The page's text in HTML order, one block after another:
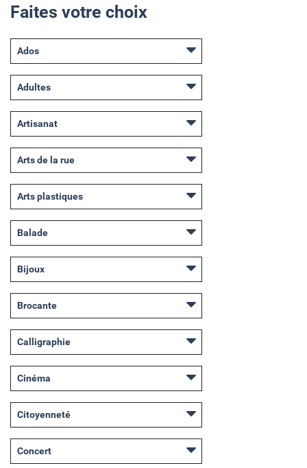
Faites votre choix
Ados
Adultes
Artisanat
Arts de la rue
Arts plastiques
Balade
Bijoux
Brocante
Calligraphie
Cinéma
Citoyenneté
Concert